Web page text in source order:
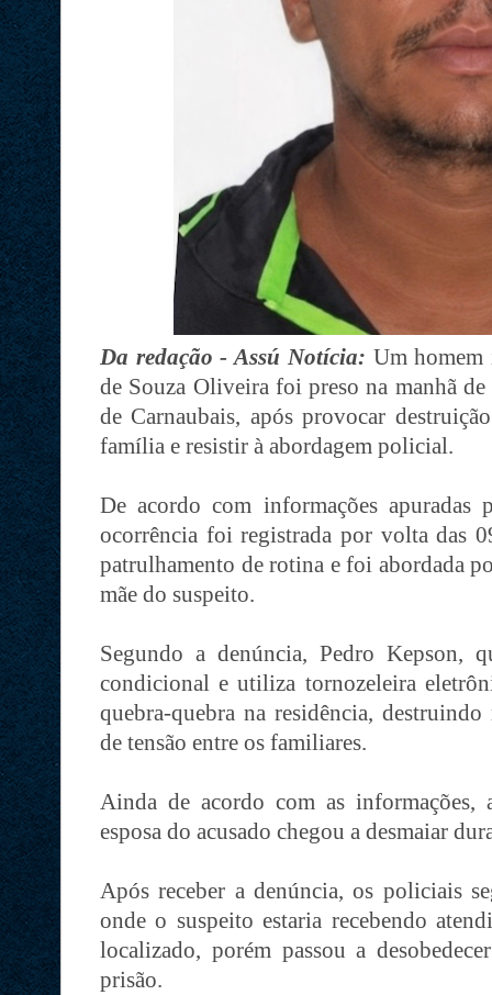
Da redação - Assú Notícia: Um
de Souza Oliveira foi preso na manhã
de Carnaubais, após provocar
família e resistir à abordagem policial.
De acordo com informações apuradas
ocorrência foi registrada por volta das
patrulhamento de rotina e foi abordada
mãe do suspeito.
Segundo a denúncia, Pedro Kepson,
condicional e utiliza tornozeleira
quebra-quebra na residência,
de tensão entre os familiares.
Ainda de acordo com as
esposa do acusado chegou a desmaiar
Após receber a denúncia, os policiais
onde o suspeito estaria recebendo
localizado, porém passou a
prisão.